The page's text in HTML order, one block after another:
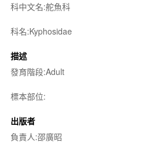
科中文名:舵魚科
科名:Kyphosidae
描述
發育階段:Adult
標本部位:
出版者
負責人:邵廣昭